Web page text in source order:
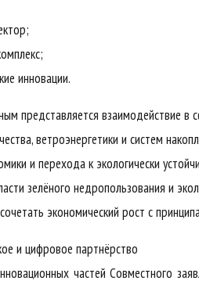
инновации.
представляется взаимодействие
ветроэнергетики и систем
и перехода к экологически
зелёного недропользования и
экономический рост с
и цифровое партнёрство
частей Совместного